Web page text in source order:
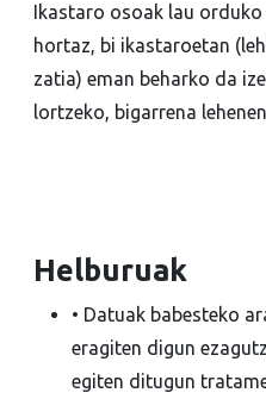
Ikastaro osoak lau
hortaz, bi ikastaroetan
zatia) eman beharko da
lortzeko, bigarrena
Helburuak
• Datuak babesteko
eragiten digun
egiten ditugun